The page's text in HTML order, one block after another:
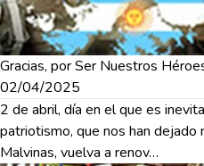
Gracias, por Ser Nuestros
02/04/2025
2 de abril, día en el que es
patriotismo, que nos han dejado
Malvinas, vuelva a renov…